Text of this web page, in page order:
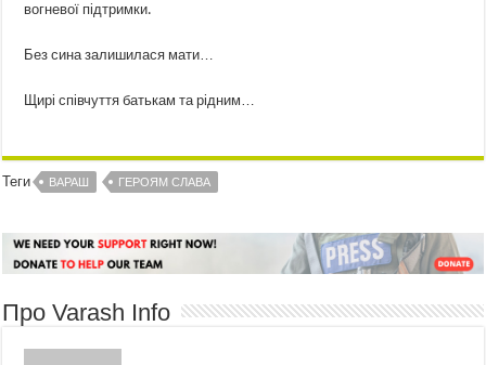
вогневої підтримки.
Без сина залишилася мати…
Щирі співчуття батькам та рідним…
Теги ВАРАШ ГЕРОЯМ СЛАВА
Про Varash Info